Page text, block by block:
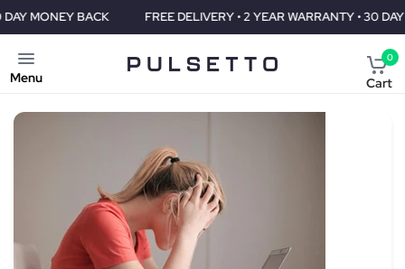
FREE DELIVERY • 2 YEAR WARRANTY • 30 DAY MONEY BACK
Menu
0
Cart